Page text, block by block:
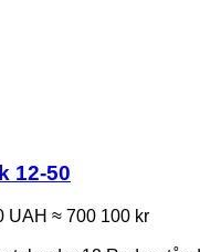
12-50
UAH ≈ 700 100 kr